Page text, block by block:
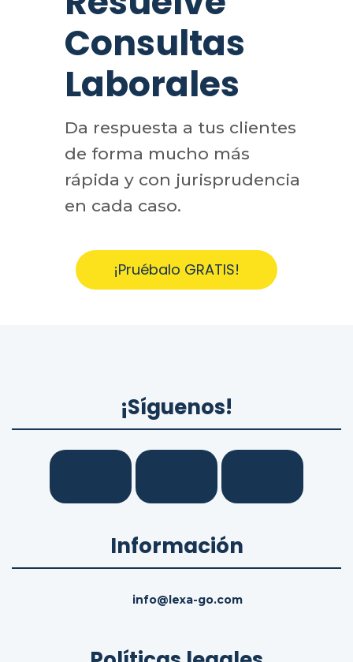
Consultas
Laborales
Da respuesta a tus clientes
de forma mucho más
rápida y con jurisprudencia
en cada caso.
¡Pruébalo GRATIS!
¡Síguenos!
Información
info@lexa-go.com